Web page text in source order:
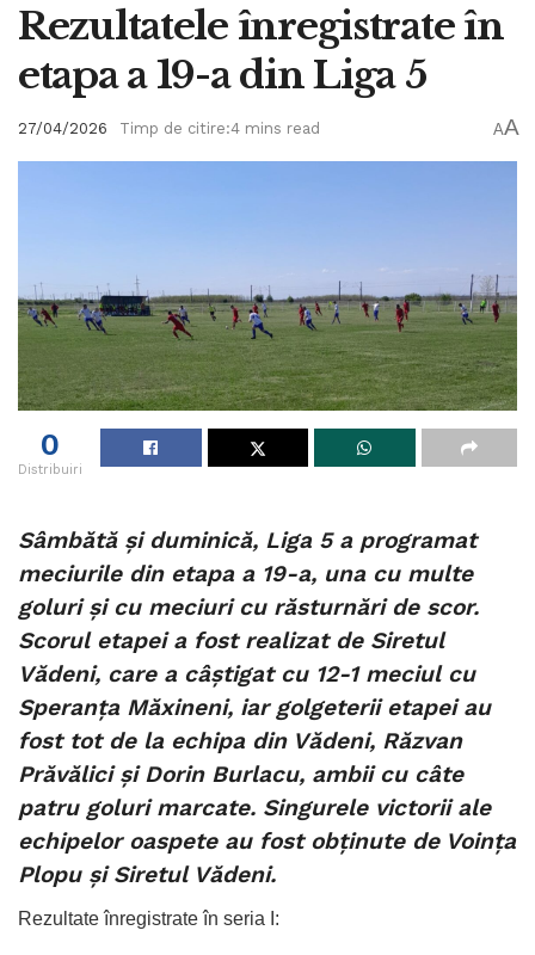
Rezultatele înregistrate în
etapa a 19-a din Liga 5
27/04/2026 Timp de citire:4 mins read AA
0
Distribuiri
Sâmbătă și duminică, Liga 5 a programat
meciurile din etapa a 19-a, una cu multe
goluri și cu meciuri cu răsturnări de scor.
Scorul etapei a fost realizat de Siretul
Vădeni, care a câștigat cu 12-1 meciul cu
Speranța Măxineni, iar golgeterii etapei au
fost tot de la echipa din Vădeni, Răzvan
Prăvălici și Dorin Burlacu, ambii cu câte
patru goluri marcate. Singurele victorii ale
echipelor oaspete au fost obținute de Voința
Plopu și Siretul Vădeni.
Rezultate înregistrate în seria I: